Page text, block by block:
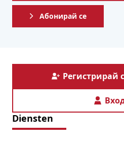
Абонирай се
Регистрирай
Diensten